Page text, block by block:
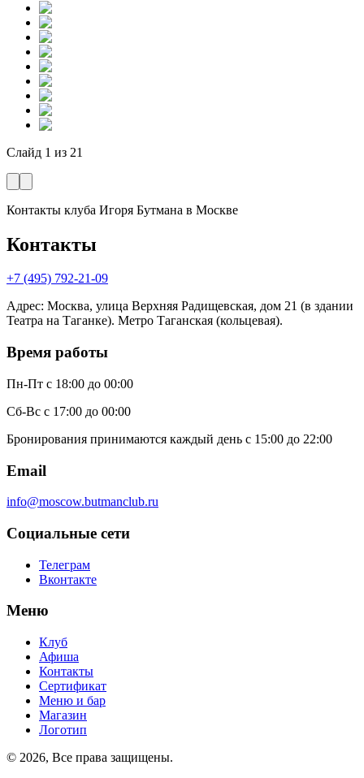
Слайд 1 из 21
Контакты клуба Игоря Бутмана в Москве
Контакты
+7 (495) 792-21-09
Адрес: Москва, улица Верхняя Радищевская, дом 21 (в здании
Театра на Таганке). Метро Таганская (кольцевая).
Время работы
Пн-Пт с 18:00 до 00:00
Сб-Вс с 17:00 до 00:00
Бронирования принимаются каждый день с 15:00 до 22:00
Email
info@moscow.butmanclub.ru
Социальные сети
Телеграм
Вконтакте
Меню
Клуб
Афиша
Контакты
Сертификат
Меню и бар
Магазин
Логотип
© 2026, Все права защищены.